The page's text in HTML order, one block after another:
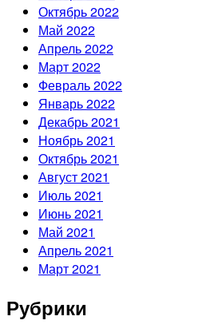
Октябрь 2022
Май 2022
Апрель 2022
Март 2022
Февраль 2022
Январь 2022
Декабрь 2021
Ноябрь 2021
Октябрь 2021
Август 2021
Июль 2021
Июнь 2021
Май 2021
Апрель 2021
Март 2021
Рубрики